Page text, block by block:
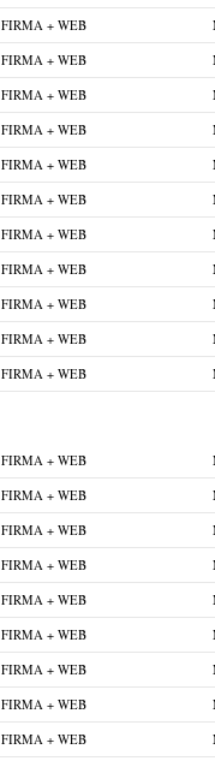
FIRMA + WEB
FIRMA + WEB
FIRMA + WEB
FIRMA + WEB
FIRMA + WEB
FIRMA + WEB
FIRMA + WEB
FIRMA + WEB
FIRMA + WEB
FIRMA + WEB
FIRMA + WEB
FIRMA + WEB
FIRMA + WEB
FIRMA + WEB
FIRMA + WEB
FIRMA + WEB
FIRMA + WEB
FIRMA + WEB
FIRMA + WEB
FIRMA + WEB